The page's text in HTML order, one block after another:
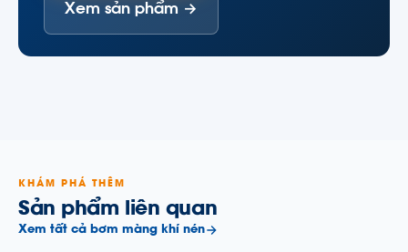
Xem sản phẩm →
KHÁM PHÁ THÊM
Sản phẩm liên quan
Xem tất cả bơm màng khí nén